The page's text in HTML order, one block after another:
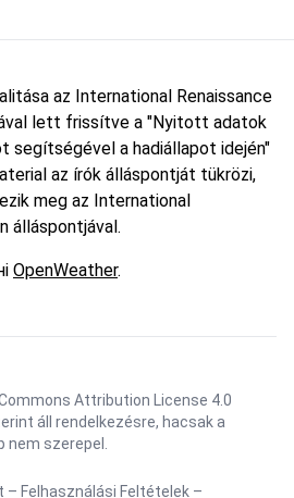
az International Renaissance
lett frissítve a "Nyitott adatok
segítségével a hadiállapot idején"
az írók álláspontját tükrözi,
meg az International
álláspontjával.
OpenWeather.
Attribution License 4.0
áll rendelkezésre, hacsak a
szerepel.
– Felhasználási Feltételek –